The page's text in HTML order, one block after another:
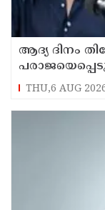
ആദ്യ ദിനം
THU,6 AUG